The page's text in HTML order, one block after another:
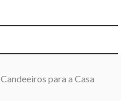
Candeeiros para a Casa